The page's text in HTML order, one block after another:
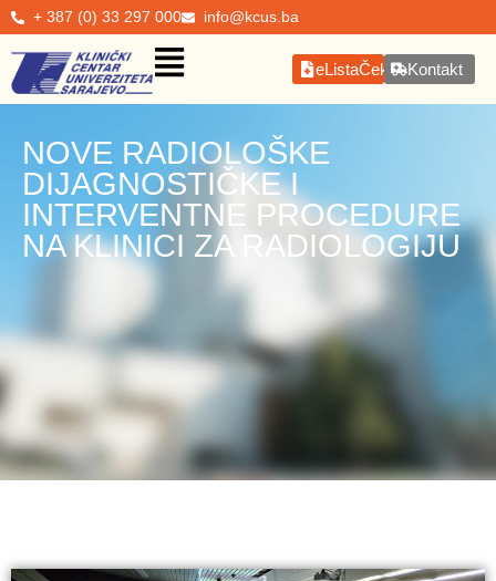
+ 387 (0) 33 297 000 info@kcus.ba
eListaČekanjaKontakt
NOVE RADIOLOŠKE
DIJAGNOSTIČKE I
INTERVENTNE PROCEDURE
NA KLINICI ZA RADIOLOGIJU